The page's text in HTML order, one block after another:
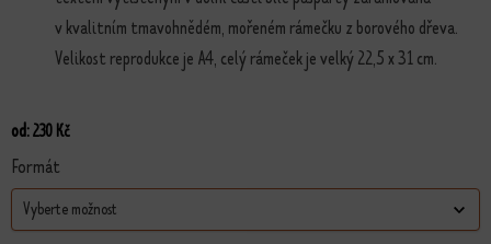
v kvalitním tmavohnědém, mořeném rámečku z borového dřeva.
Velikost reprodukce je A4, celý rámeček je velký 22,5 x 31 cm.
od:230 Kč
Formát